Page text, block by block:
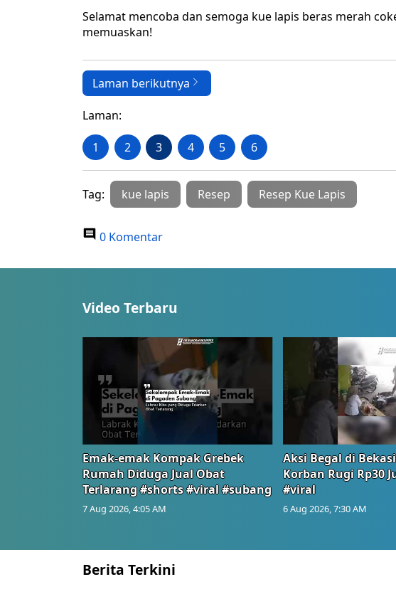
Selamat mencoba dan semoga kue lapis beras merah
memuaskan!
Laman berikutnya
Laman:
1 2 3 4 5 6
Tag: kue lapis Resep Resep Kue Lapis
0 Komentar
Video Terbaru
Emak-emak Kompak Grebek
Rumah Diduga Jual Obat
Terlarang #shorts #viral #subang
7 Aug 2026, 4:05 AM
Aksi Begal di
Korban Rugi Rp30
#viral
6 Aug 2026, 7:30 AM
Berita Terkini